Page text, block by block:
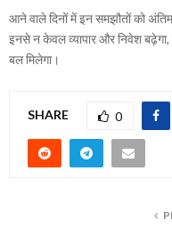
आने वाले दिनों में इन समझौतों को
इनसे न केवल व्यापार और निवेश बढ़ेगा,
बल मिलेगा।
SHARE 0